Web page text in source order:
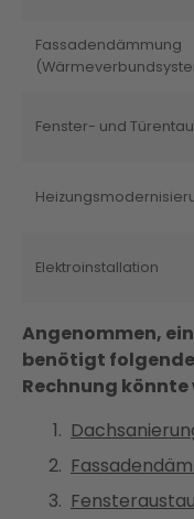
Fassadendämmung
Fenster- und
Elektroinstallation
Angenommen,
benötigt
Rechnung